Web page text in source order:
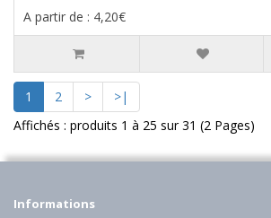
A partir de : 4,20€
1 2 >
>|
Affichés : produits 1 à 25 sur 31 (2 Pages)
Informations